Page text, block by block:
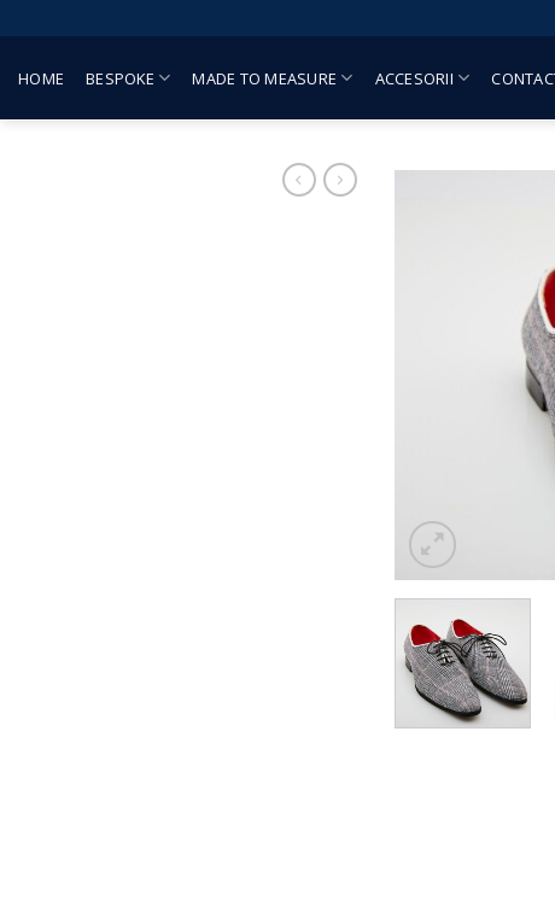
to
content
HOME BESPOKE MADE TO MEASURE ACCESORII